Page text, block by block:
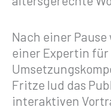
Nach einer
einer Expertin
Fritze lud das
interaktiven